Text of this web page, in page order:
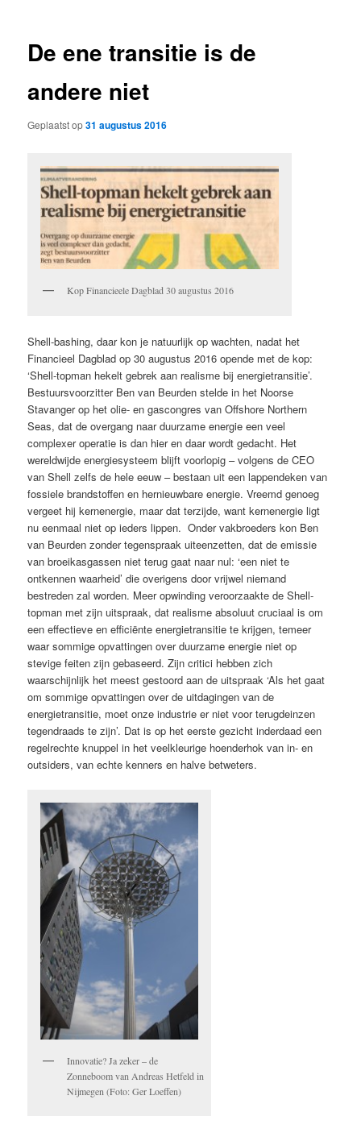
De ene transitie is de
andere niet
Geplaatst op31 augustus 2016
Kop Financieele Dagblad 30 augustus 2016
Shell-bashing, daar kon je natuurlijk op wachten, nadat het
Financieel Dagblad op 30 augustus 2016 opende met de kop:
‘Shell-topman hekelt gebrek aan realisme bij energietransitie’.
Bestuursvoorzitter Ben van Beurden stelde in het Noorse
Stavanger op het olie- en gascongres van Offshore Northern
Seas, dat de overgang naar duurzame energie een veel
complexer operatie is dan hier en daar wordt gedacht. Het
wereldwijde energiesysteem blijft voorlopig – volgens de CEO
van Shell zelfs de hele eeuw – bestaan uit een lappendeken van
fossiele brandstoffen en hernieuwbare energie. Vreemd genoeg
vergeet hij kernenergie, maar dat terzijde, want kernenergie ligt
nu eenmaal niet op ieders lippen. Onder vakbroeders kon Ben
van Beurden zonder tegenspraak uiteenzetten, dat de emissie
van broeikasgassen niet terug gaat naar nul: ‘een niet te
ontkennen waarheid’ die overigens door vrijwel niemand
bestreden zal worden. Meer opwinding veroorzaakte de Shell-
topman met zijn uitspraak, dat realisme absoluut cruciaal is om
een effectieve en efficiënte energietransitie te krijgen, temeer
waar sommige opvattingen over duurzame energie niet op
stevige feiten zijn gebaseerd. Zijn critici hebben zich
waarschijnlijk het meest gestoord aan de uitspraak ‘Als het gaat
om sommige opvattingen over de uitdagingen van de
energietransitie, moet onze industrie er niet voor terugdeinzen
tegendraads te zijn’. Dat is op het eerste gezicht inderdaad een
regelrechte knuppel in het veelkleurige hoenderhok van in- en
outsiders, van echte kenners en halve betweters.
Innovatie? Ja zeker – de
Zonneboom van Andreas Hetfeld in
Nijmegen (Foto: Ger Loeffen)